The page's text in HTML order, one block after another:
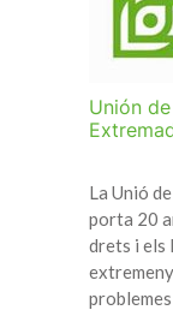
Unión
La Unió
porta 20
drets i els